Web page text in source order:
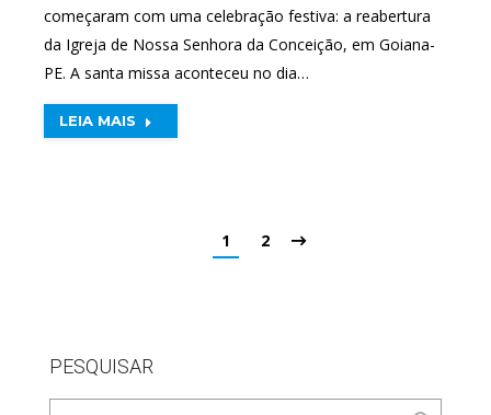
começaram com uma celebração festiva: a reabertura
da Igreja de Nossa Senhora da Conceição, em Goiana-
PE. A santa missa aconteceu no dia…
LEIA MAIS
1 2
PESQUISAR